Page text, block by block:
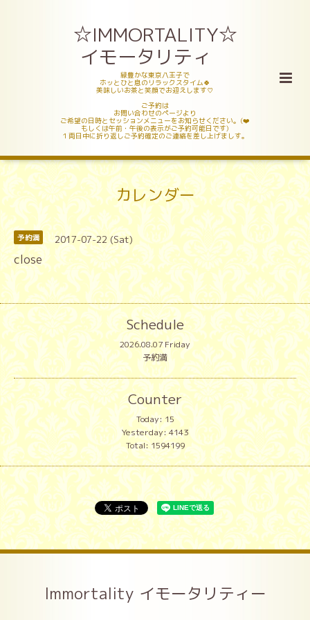
☆IMMORTALITY☆
イモータリティ
緑豊かな東京八王子で
ホッとひと息のリラックスタイム🍀
美味しいお茶と笑顔でお迎えします♡
ご予約は
お問い合わせのページより
ご希望の日時とセッションメニューをお知らせください。(❤️
もしくは午前・午後の表示がご予約可能日です)
１両日中に折り返しご予約確定のご連絡を差し上げましす。
カレンダー
予約満 2017-07-22 (Sat)
close
Schedule
2026.08.07 Friday
予約満
Counter
Today: 15
Yesterday:4143
Total:1594199
Immortality イモータリティー